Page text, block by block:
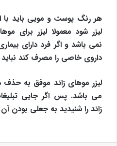
هر رنگ پوست و مویی باید با
لیزر شود‌ معمولا لیزر برای
نمی باشد و اگر فرد دارای
داروی خاصی را مصرف کند نباید
می باشد. پس اگر جایی
زائد را شنیدید به جعلی بودن